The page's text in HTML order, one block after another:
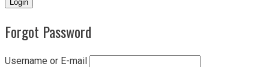
Forgot Password
Username or E-mail